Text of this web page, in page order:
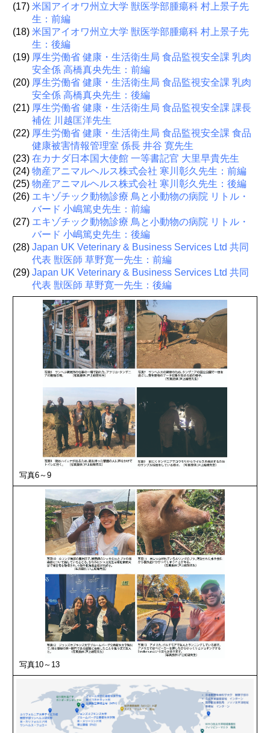
写真6～9
写真10～13
(17) 米国アイオワ州立大学 獣医学部腫瘍科 村上景子先
生：前編
(18) 米国アイオワ州立大学 獣医学部腫瘍科 村上景子先
生：後編
(19) 厚生労働省 健康・生活衛生局 食品監視安全課 乳肉
安全係 高橋真央先生：前編
(20) 厚生労働省 健康・生活衛生局 食品監視安全課 乳肉
安全係 高橋真央先生：後編
(21) 厚生労働省 健康・生活衛生局 食品監視安全課 課長
補佐 川越匡洋先生
(22) 厚生労働省 健康・生活衛生局 食品監視安全課 食品
健康被害情報管理室 係長 井谷 寛先生
(23) 在カナダ日本国大使館 一等書記官 大里早貴先生
(24) 物産アニマルヘルス株式会社 寒川彰久先生：前編
(25) 物産アニマルヘルス株式会社 寒川彰久先生：後編
(26) エキゾチック動物診療 鳥と小動物の病院 リトル・
バード 小嶋篤史先生：前編
(27) エキゾチック動物診療 鳥と小動物の病院 リトル・
バード 小嶋篤史先生：後編
(28) Japan UK Veterinary & Business Services Ltd 共同
代表 獣医師 草野寛一先生：前編
(29) Japan UK Veterinary & Business Services Ltd 共同
代表 獣医師 草野寛一先生：後編